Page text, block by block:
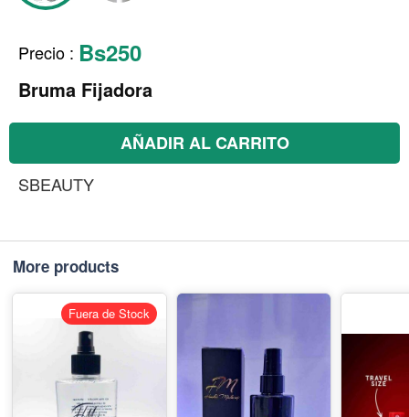
Precio : Bs250
Bruma Fijadora
AÑADIR AL CARRITO
SBEAUTY
More products
Fuera de Stock